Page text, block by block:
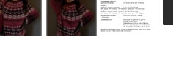
Projektposer